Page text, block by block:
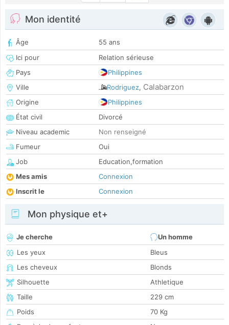
Mon identité
Âge
55 ans
Ici pour
Relation sérieuse
Pays
Philippines
Ville
Rodriguez, Calabarzon
Origine
Philippines
État civil
Divorcé
Niveau academic
Non renseigné
Fumeur
Oui
Job
Education,formation
Mes amis
Connexion
Inscrit le
Connexion
Mon physique et+
Je cherche
Un homme
Les yeux
Bleus
Les cheveux
Blonds
Silhouette
Athletique
Taille
229 cm
Poids
70 Kg